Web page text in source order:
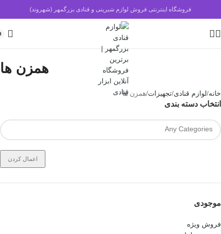
فروشگاه اینترنتی فروش لوازم شیرینی و قنادی بزرگمهر (شهروند)
همزن ها
خانه لوازم قنادی تجهیزات همزن ها
انتخاب دسته بندی
اعمال کردن
موجودی
فروش ویژه